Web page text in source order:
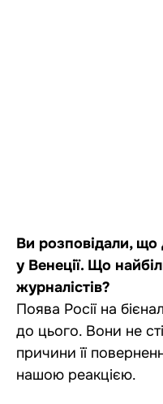
Ви розповідали, що
у Венеції. Що
журналістів?
Поява Росії на
до цього. Вони не
причини її
нашою реакцією.